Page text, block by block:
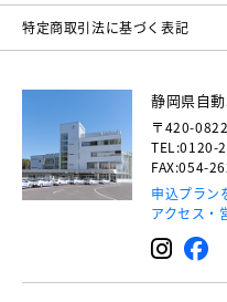
特定商取引法に基づく表記
静岡県自
〒420-0822
TEL:0120-
FAX:054-
申込プラン
アクセス・